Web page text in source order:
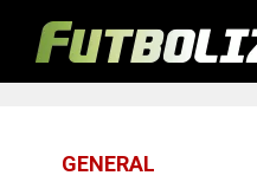
GENERAL